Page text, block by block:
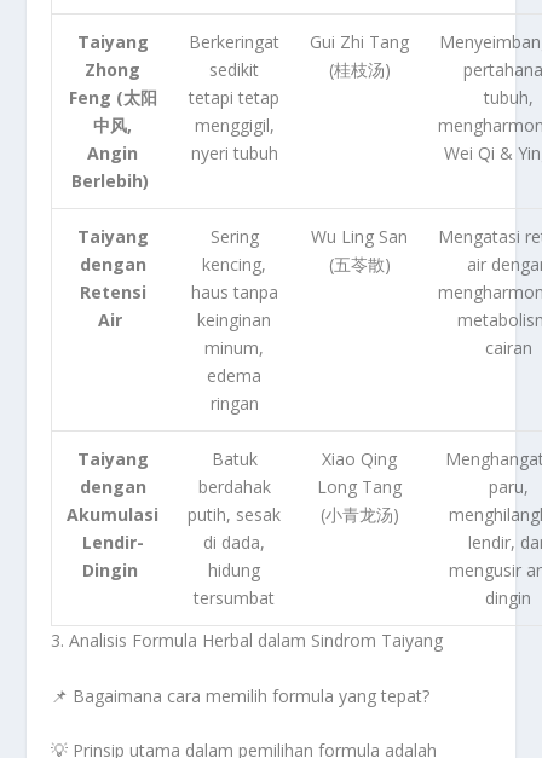
Taiyang
Zhong
Feng (太阳
中风,
Angin
Berlebih)
Berkeringat
sedikit
tetapi tetap
menggigil,
nyeri tubuh
Gui Zhi Tang
(桂枝汤)
tubuh,
Wei Qi &
Taiyang
dengan
Retensi
Air
Sering
kencing,
haus tanpa
keinginan
minum,
edema
ringan
Wu Ling San
(五苓散)
Mengatasi
air
cairan
Taiyang
dengan
Akumulasi
Lendir-
Dingin
Batuk
berdahak
putih, sesak
di dada,
hidung
tersumbat
Xiao Qing
Long Tang
(小青龙汤)
paru,
lendir,
mengusir
dingin
3. Analisis Formula Herbal dalam Sindrom Taiyang
📌 Bagaimana cara memilih formula yang tepat?
💡 Prinsip utama dalam pemilihan formula adalah